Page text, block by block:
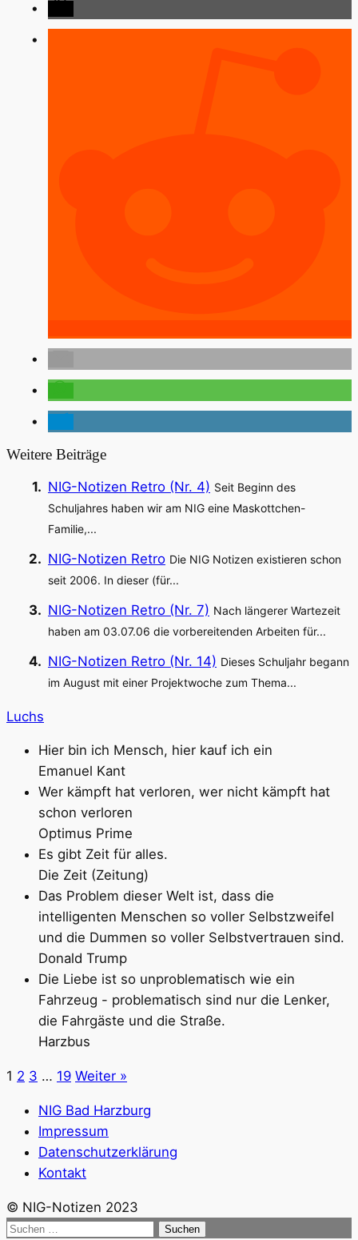
Weitere Beiträge
NIG-Notizen Retro (Nr. 4) Seit Beginn des
Schuljahres haben wir am NIG eine Maskottchen-
Familie,...
NIG-Notizen Retro Die NIG Notizen existieren schon
seit 2006. In dieser (für...
NIG-Notizen Retro (Nr. 7) Nach längerer Wartezeit
haben am 03.07.06 die vorbereitenden Arbeiten für...
NIG-Notizen Retro (Nr. 14) Dieses Schuljahr begann
im August mit einer Projektwoche zum Thema...
Luchs
Hier bin ich Mensch, hier kauf ich ein
Emanuel Kant
Wer kämpft hat verloren, wer nicht kämpft hat
schon verloren
Optimus Prime
Es gibt Zeit für alles.
Die Zeit (Zeitung)
Das Problem dieser Welt ist, dass die
intelligenten Menschen so voller Selbstzweifel
und die Dummen so voller Selbstvertrauen sind.
Donald Trump
Die Liebe ist so unproblematisch wie ein
Fahrzeug - problematisch sind nur die Lenker,
die Fahrgäste und die Straße.
Harzbus
1 2 3 … 19 Weiter »
NIG Bad Harzburg
Impressum
Datenschutzerklärung
Kontakt
© NIG-Notizen 2023
Suchen